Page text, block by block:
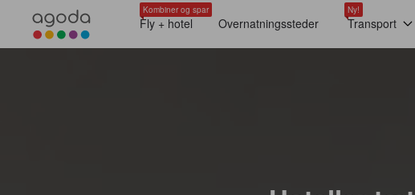
Kombiner og spar
Fly + hotel Overnatningssteder
Ny!
Transport